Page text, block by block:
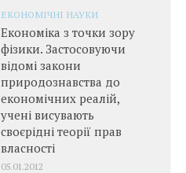
ЕКОНОМІЧНІ НАУКИ
Економіка з точки зору
фізики. Застосовуючи
відомі закони
природознавства до
економічних реалій,
учені висувають
своєрідні теорії прав
власності
05.01.2012